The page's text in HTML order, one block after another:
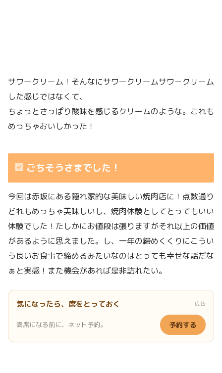
サワークリーム！そんなにサワークリームサワークリーム
した感じではなくて、
ちょっとさっぱり酸味を感じるクリームのような。これも
めっちゃおいしかった！
ごちそうさまでした！
今回は赤坂にある隠れ家的な美味しい焼肉店に！点数通り
どれもめっちゃ美味しいし、焼肉体験としてとってもいい
体験でした！たしかにお値段は張りますがそれ以上の価値
があるように思えました。し、一年の締めくくりにこうい
う良いお食事で締めるみたいなのはとっても幸せな話だな
ぁと実感！また機会があれば是非訪れたい。
気になったら、席をとっておく 広告
満席になる前に、ネット予約。 予約する